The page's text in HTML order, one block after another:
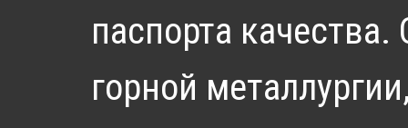
паспорта
горной